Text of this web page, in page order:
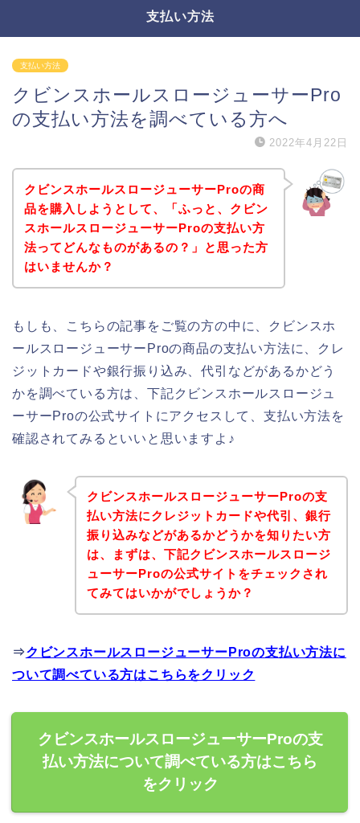
支払い方法
支払い方法
クビンスホールスロージューサーPro
の支払い方法を調べている方へ
2022年4月22日
クビンスホールスロージューサーProの商
品を購入しようとして、「ふっと、クビン
スホールスロージューサーProの支払い方
法ってどんなものがあるの？」と思った方
はいませんか？
もしも、こちらの記事をご覧の方の中に、クビンスホ
ールスロージューサーProの商品の支払い方法に、クレ
ジットカードや銀行振り込み、代引などがあるかどう
かを調べている方は、下記クビンスホールスロージュ
ーサーProの公式サイトにアクセスして、支払い方法を
確認されてみるといいと思いますよ♪
クビンスホールスロージューサーProの支
払い方法にクレジットカードや代引、銀行
振り込みなどがあるかどうかを知りたい方
は、まずは、下記クビンスホールスロージ
ューサーProの公式サイトをチェックされ
てみてはいかがでしょうか？
⇒クビンスホールスロージューサーProの支払い方法に
ついて調べている方はこちらをクリック
クビンスホールスロージューサーProの支
払い方法について調べている方はこちら
をクリック